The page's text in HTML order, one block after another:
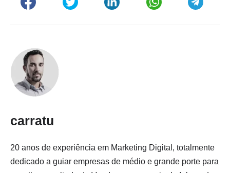
carratu
20 anos de experiência em Marketing Digital, totalmente
dedicado a guiar empresas de médio e grande porte para